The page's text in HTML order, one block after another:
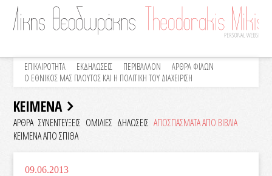
ΕΠΙΚΑΙΡΟΤΗΤΑ ΕΚΔΗΛΩΣΕΙΣ ΠΕΡΙΒΑΛΛΟΝ
ΑΡΘΡΑ ΦΙΛΩΝ
Ο ΕΘΝΙΚΟΣ ΜΑΣ ΠΛΟΥΤΟΣ ΚΑΙ Η ΠΟΛΙΤΙΚΗ ΤΟΥ ΔΙΑΧΕΙΡΙΣΗ
ΚΕΙΜΕΝΑ
ΑΡΘΡΑ ΣΥΝΕΝΤΕΥΞΕΙΣ ΟΜΙΛΙΕΣ ΔΗΛΩΣΕΙΣ ΑΠΟΣΠΑΣΜΑΤΑ ΑΠΟ ΒΙΒΛΙΑ
ΚΕΙΜΕΝΑ ΑΠΟ ΣΠΙΘΑ
09.06.2013